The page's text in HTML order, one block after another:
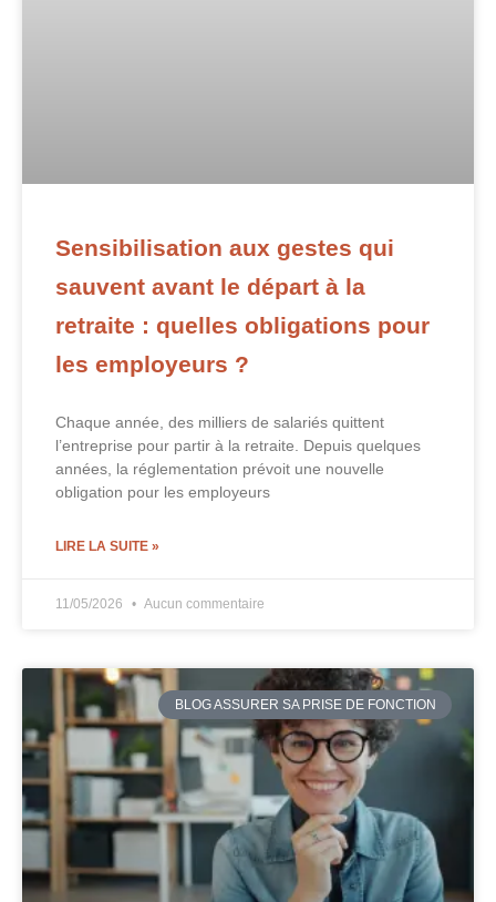
Sensibilisation aux gestes qui
sauvent avant le départ à la
retraite : quelles obligations pour
les employeurs ?
Chaque année, des milliers de salariés quittent
l’entreprise pour partir à la retraite. Depuis quelques
années, la réglementation prévoit une nouvelle
obligation pour les employeurs
LIRE LA SUITE »
11/05/2026 Aucun commentaire
BLOG ASSURER SA PRISE DE FONCTION